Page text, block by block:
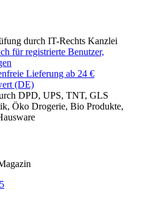
durch IT-Rechts Kanzlei
für registrierte Benutzer,
Lieferung ab 24 €
(DE)
DPD, UPS, TNT, GLS
Öko Drogerie, Bio Produkte,